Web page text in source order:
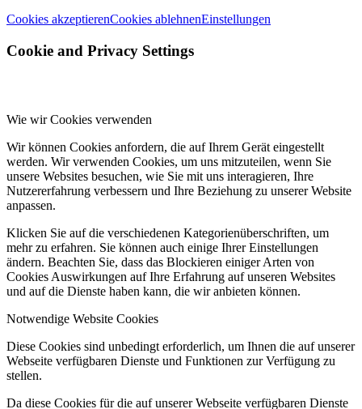
Cookies akzeptierenCookies ablehnenEinstellungen
Cookie and Privacy Settings
Wie wir Cookies verwenden
Wir können Cookies anfordern, die auf Ihrem Gerät eingestellt
werden. Wir verwenden Cookies, um uns mitzuteilen, wenn Sie
unsere Websites besuchen, wie Sie mit uns interagieren, Ihre
Nutzererfahrung verbessern und Ihre Beziehung zu unserer Website
anpassen.
Klicken Sie auf die verschiedenen Kategorienüberschriften, um
mehr zu erfahren. Sie können auch einige Ihrer Einstellungen
ändern. Beachten Sie, dass das Blockieren einiger Arten von
Cookies Auswirkungen auf Ihre Erfahrung auf unseren Websites
und auf die Dienste haben kann, die wir anbieten können.
Notwendige Website Cookies
Diese Cookies sind unbedingt erforderlich, um Ihnen die auf unserer
Webseite verfügbaren Dienste und Funktionen zur Verfügung zu
stellen.
Da diese Cookies für die auf unserer Webseite verfügbaren Dienste